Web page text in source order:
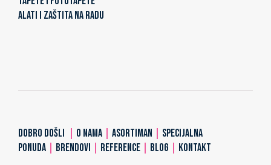
ALATI I ZAŠTITA NA RADU
DOBRO DOŠLI O NAMA ASORTIMAN
SPECIJALNA
PONUDA
BRENDOVI REFERENCE BLOG KONTAKT